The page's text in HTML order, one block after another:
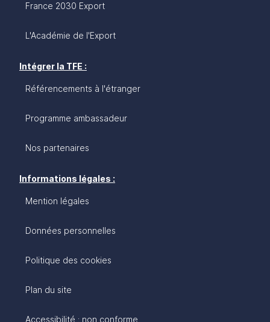
France 2030 Export
L'Académie de l'Export
Intégrer la TFE :
Référencements à l'étranger
Programme ambassadeur
Nos partenaires
Informations légales :
Mention légales
Données personnelles
Politique des cookies
Plan du site
Accessibilité : non conforme